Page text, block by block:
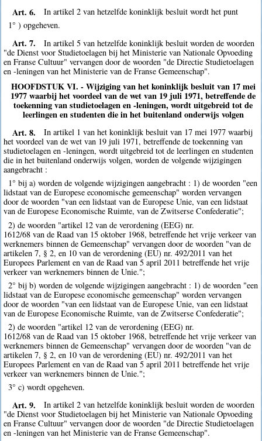
Art. 6.
In artikel 2 van hetzelfde koninklijk besluit wordt het punt
1° ) opgeheven.
Art. 7.
In artikel 5 van hetzelfde koninklijk besluit worden de woorden
"de Dienst voor Studietoelagen bij het Ministerie van Nationale Opvoeding
en Franse Cultuur" vervangen door de woorden "de Directie Studietoelagen
en -leningen van het Ministerie van de Franse Gemeenschap".
HOOFDSTUK VI. - Wijziging van het koninklijk besluit van 17 mei
1977 waarbij het voordeel van de wet van 19 juli 1971, betreffende de
toekenning van studietoelagen en -leningen, wordt uitgebreid tot de
leerlingen en studenten die in het buitenland onderwijs volgen
Art. 8.
In artikel 1 van het koninklijk besluit van 17 mei 1977 waarbij
het voordeel van de wet van 19 juli 1971, betreffende de toekenning van
studietoelagen en -leningen, wordt uitgebreid tot de leerlingen en studenten
die in het buitenland onderwijs volgen, worden de volgende wijzigingen
aangebracht :
1° bij a) worden de volgende wijzigingen aangebracht : 1) de woorden "een
lidstaat van de Europese economische gemeenschap" worden vervangen
door de woorden "van een lidstaat van de Europese Unie, van een lidstaat
van de Europese Economische Ruimte, van de Zwitserse Confederatie";
2) de woorden "artikel 12 van de verordening (EEG) nr.
1612/68 van de Raad van 15 oktober 1968, betreffende het vrije verkeer van
werknemers binnen de Gemeenschap" vervangen door de woorden "van de
artikelen 7, § 2, en 10 van de verordening (EU) nr. 492/2011 van het
Europees Parlement en van de Raad van 5 april 2011 betreffende het vrije
verkeer van werknemers binnen de Unie.";
2° bij b) worden de volgende wijzigingen aangebracht : 1) de woorden "een
lidstaat van de Europese economische gemeenschap" worden vervangen
door de woorden "van een lidstaat van de Europese Unie, van een lidstaat
van de Europese Economische Ruimte, van de Zwitserse Confederatie";
2) de woorden "artikel 12 van de verordening (EEG) nr.
1612/68 van de Raad van 15 oktober 1968, betreffende het vrije verkeer van
werknemers binnen de Gemeenschap" vervangen door de woorden "van de
artikelen 7, § 2, en 10 van de verordening (EU) nr. 492/2011 van het
Europees Parlement en van de Raad van 5 april 2011 betreffende het vrije
verkeer van werknemers binnen de Unie.";
3° c) wordt opgeheven.
Art. 9.
In artikel 2 van hetzelfde koninklijk besluit worden de woorden
"de Dienst voor Studietoelagen bij het Ministerie van Nationale Opvoeding
en Franse Cultuur" vervangen door de woorden "de Directie Studietoelagen
en -leningen van het Ministerie van de Franse Gemeenschap".